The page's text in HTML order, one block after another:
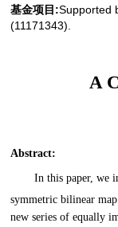
基金项目:Supported
(11171343).
A
Abstract:
In this paper, we
symmetric bilinear
new series of equally